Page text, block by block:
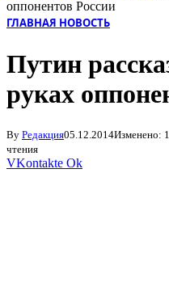
оппонентов России
ГЛАВНАЯ НОВОСТЬ
Путин
руках
By Редакция05.12.2014Изменено:
чтения
VKontakte Ok